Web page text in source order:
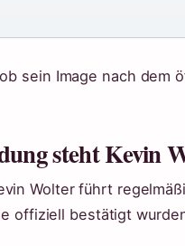
sein Image nach dem
steht Kevin
Wolter führt
offiziell bestätigt